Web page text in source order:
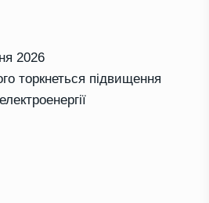
2026
торкнеться підвищення